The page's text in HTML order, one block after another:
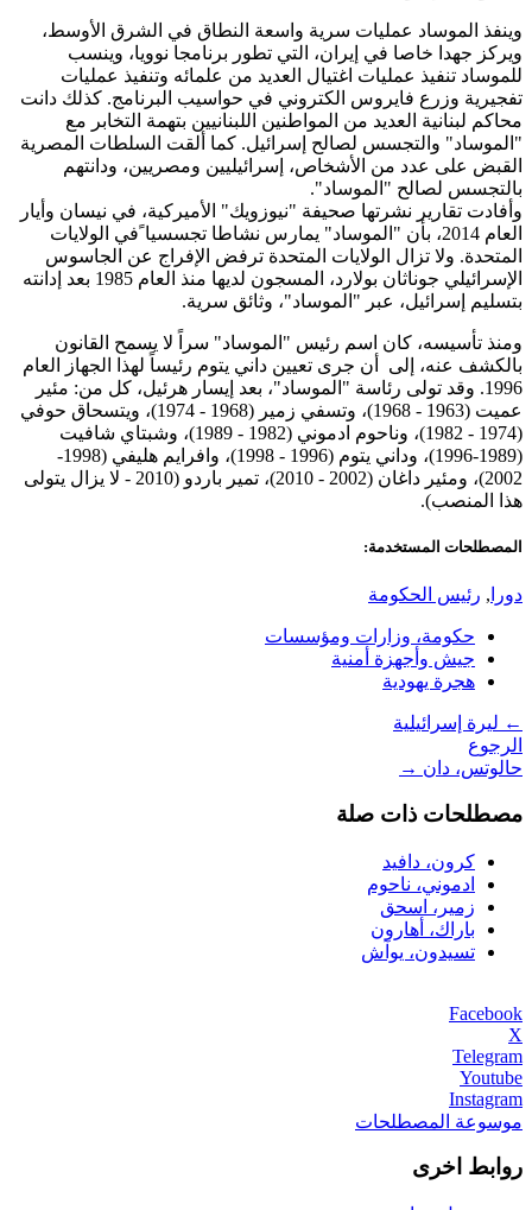
وينفذ الموساد عمليات سرية واسعة النطاق في الشرق الأوسط،
ويركز جهدا خاصا في إيران، التي تطور برنامجا نوويا، وينسب
للموساد تنفيذ عمليات اغتيال العديد من علمائه وتنفيذ عمليات
تفجيرية وزرع فايروس الكتروني في حواسيب البرنامج. كذلك دانت
محاكم لبنانية العديد من المواطنين اللبنانيين بتهمة التخابر مع
"الموساد" والتجسس لصالح إسرائيل. كما ألقت السلطات المصرية
القبض على عدد من الأشخاص، إسرائيليين ومصريين، ودانتهم
بالتجسس لصالح "الموساد".
وأفادت تقارير نشرتها صحيفة "نيوزويك" الأميركية، في نيسان وأيار
العام 2014، بأن "الموساد" يمارس نشاطا تجسسيا ًفي الولايات
المتحدة. ولا تزال الولايات المتحدة ترفض الإفراج عن الجاسوس
الإسرائيلي جوناثان بولارد، المسجون لديها منذ العام 1985 بعد إدانته
بتسليم إسرائيل، عبر "الموساد"، وثائق سرية.
ومنذ تأسيسه، كان اسم رئيس "الموساد" سراً لا يسمح القانون
بالكشف عنه، إلى أن جرى تعيين داني يتوم رئيساً لهذا الجهاز العام
1996. وقد تولى رئاسة "الموساد"، بعد إيسار هرئيل، كل من: مئير
عميت (1963 - 1968)، وتسفي زمير (1968 - 1974)، ويتسحاق حوفي
(1974 - 1982)، وناحوم ادموني (1982 - 1989)، وشبتاي شافيت
(1989-1996)، وداني يتوم (1996 - 1998)، وافرايم هليفي (1998-
2002)، ومئير داغان (2002 - 2010)، تمير باردو (2010 - لا يزال يتولى
هذا المنصب).
المصطلحات المستخدمة:
دورا , رئيس الحكومة
حكومة، وزارات ومؤسسات
جيش وأجهزة أمنية
هجرة يهودية
← ليرة إسرائيلية
الرجوع
حالوتس، دان →
مصطلحات ذات صلة
كرون، دافيد
ادموني، ناحوم
زمير، اسحق
باراك، أهارون
تسيدون، يوآش
Facebook
X
Telegram
Youtube
Instagram
موسوعة المصطلحات
روابط اخرى